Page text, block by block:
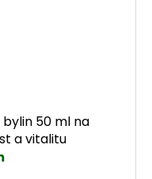
50 ml na
a vitalitu